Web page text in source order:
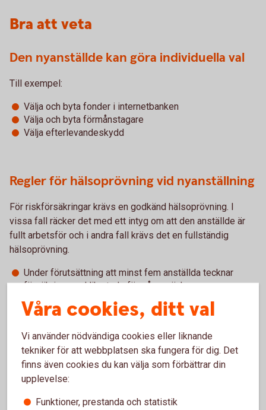
Bra att veta
Den nyanställde kan göra individuella val
Till exempel:
Välja och byta fonder i internetbanken
Välja och byta förmånstagare
Välja efterlevandeskydd
Regler för hälsoprövning vid nyanställning
För riskförsäkringar krävs en godkänd hälsoprövning. I
vissa fall räcker det med ett intyg om att den anställde är
fullt arbetsför och i andra fall krävs det en fullständig
hälsoprövning.
Under förutsättning att minst fem anställda tecknar
försäkring med likartade förmåner, räcker som
hälsoprövning ett intyg om att den försäkrade är fullt
arbetsför.
individuell hälsoprövning innan vi kan erbjuda försäkring.
Om färre än fem anställda tecknar försäkring krävs i
stället alltid individuell hälsoprövning. För
företagare/näringsidkare görs alltid individuell
Våra cookies, ditt val
Vi använder nödvändiga cookies eller liknande
tekniker för att webbplatsen ska fungera för dig. Det
finns även cookies du kan välja som förbättrar din
upplevelse:
Funktioner, prestanda och statistik